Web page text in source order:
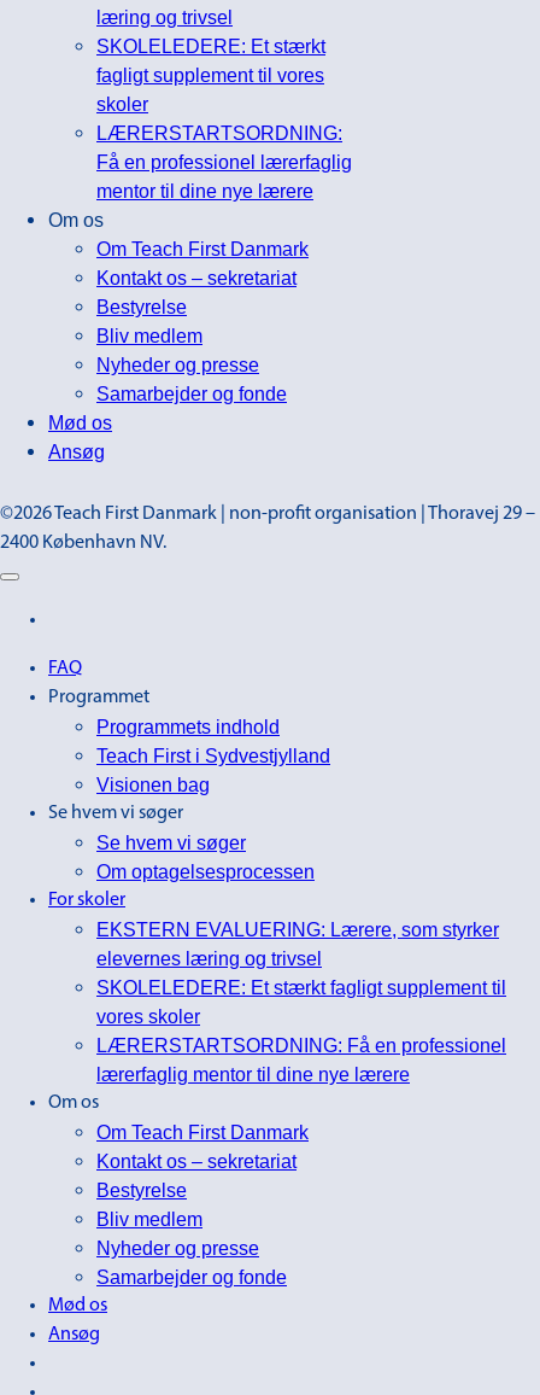
læring og trivsel
SKOLELEDERE: Et stærkt
fagligt supplement til vores
skoler
LÆRERSTARTSORDNING:
Få en professionel lærerfaglig
mentor til dine nye lærere
Om os
Om Teach First Danmark
Kontakt os – sekretariat
Bestyrelse
Bliv medlem
Nyheder og presse
Samarbejder og fonde
Mød os
Ansøg
©2026 Teach First Danmark | non-profit organisation | Thoravej 29 –
2400 København NV.
FAQ
Programmet
Programmets indhold
Teach First i Sydvestjylland
Visionen bag
Se hvem vi søger
Se hvem vi søger
Om optagelsesprocessen
For skoler
EKSTERN EVALUERING: Lærere, som styrker
elevernes læring og trivsel
SKOLELEDERE: Et stærkt fagligt supplement til
vores skoler
LÆRERSTARTSORDNING: Få en professionel
lærerfaglig mentor til dine nye lærere
Om os
Om Teach First Danmark
Kontakt os – sekretariat
Bestyrelse
Bliv medlem
Nyheder og presse
Samarbejder og fonde
Mød os
Ansøg